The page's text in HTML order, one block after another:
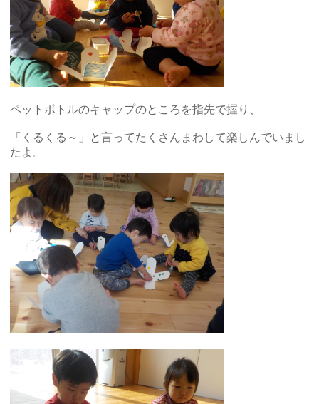
ペットボトルのキャップのところを指先で握り、
「くるくる～」と言ってたくさんまわして楽しんでいまし
たよ。